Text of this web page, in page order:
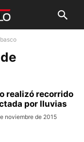
realizó recorrido
por lluvias
noviembre de 2015